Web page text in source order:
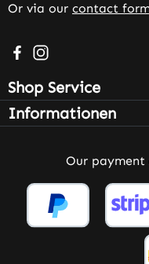
Or via our contact
Visit us on Facebook
Check us out on
Shop Service
Informationen
Our payment